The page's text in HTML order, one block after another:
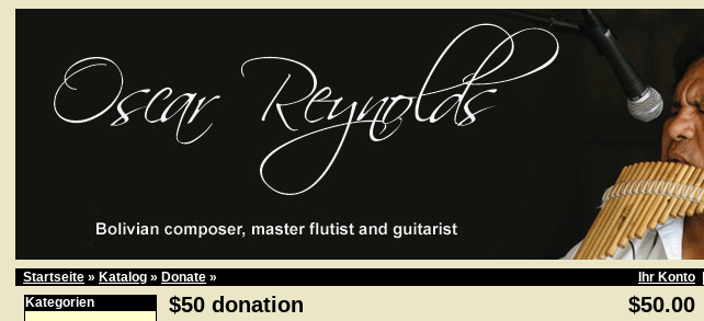
Startseite » Katalog » Donate » Ihr Konto
Kategorien
$50 donation $50.00